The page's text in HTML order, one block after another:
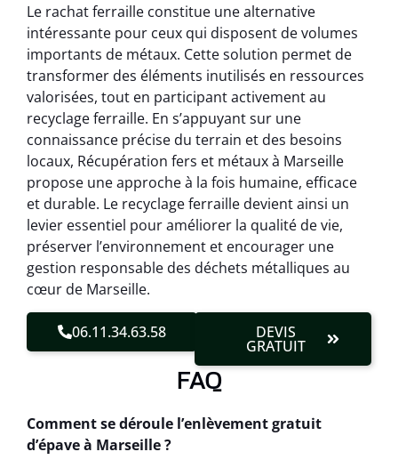
Le rachat ferraille constitue une alternative
intéressante pour ceux qui disposent de volumes
importants de métaux. Cette solution permet de
transformer des éléments inutilisés en ressources
valorisées, tout en participant activement au
recyclage ferraille. En s’appuyant sur une
connaissance précise du terrain et des besoins
locaux, Récupération fers et métaux à Marseille
propose une approche à la fois humaine, efficace
et durable. Le recyclage ferraille devient ainsi un
levier essentiel pour améliorer la qualité de vie,
préserver l’environnement et encourager une
gestion responsable des déchets métalliques au
cœur de Marseille.
06.11.34.63.58 DEVIS
GRATUIT
FAQ
Comment se déroule l’enlèvement gratuit
d’épave à Marseille ?